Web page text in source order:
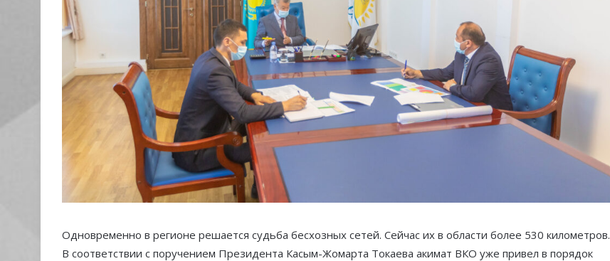
Одновременно в регионе решается судьба бесхозных сетей. Сейчас их в области более 530 километров.
В соответствии с поручением Президента Касым-Жомарта Токаева акимат ВКО уже привел в порядок